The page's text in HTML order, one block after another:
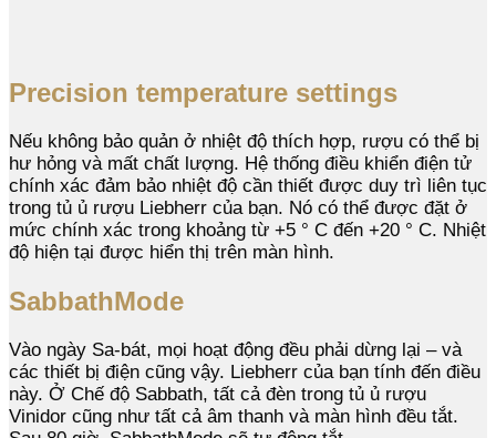
Precision temperature settings
Nếu không bảo quản ở nhiệt độ thích hợp, rượu có thể bị
hư hỏng và mất chất lượng. Hệ thống điều khiển điện tử
chính xác đảm bảo nhiệt độ cần thiết được duy trì liên tục
trong tủ ủ rượu Liebherr của bạn. Nó có thể được đặt ở
mức chính xác trong khoảng từ +5 ° C đến +20 ° C. Nhiệt
độ hiện tại được hiển thị trên màn hình.
SabbathMode
Vào ngày Sa-bát, mọi hoạt động đều phải dừng lại – và
các thiết bị điện cũng vậy. Liebherr của bạn tính đến điều
này. Ở Chế độ Sabbath, tất cả đèn trong tủ ủ rượu
Vinidor cũng như tất cả âm thanh và màn hình đều tắt.